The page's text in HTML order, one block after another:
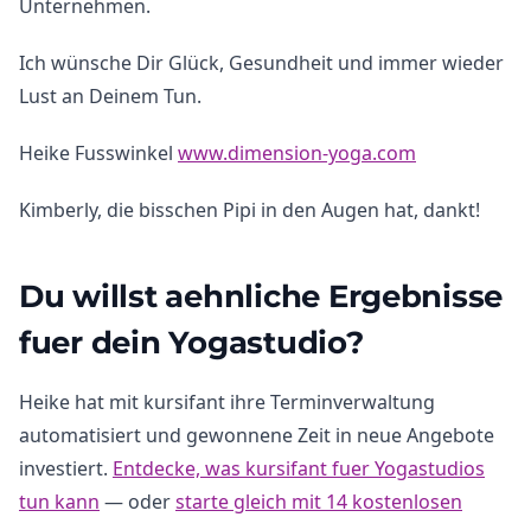
Unternehmen.
Ich wünsche Dir Glück, Gesundheit und immer wieder
Lust an Deinem Tun.
Heike Fusswinkel www.dimension-yoga.com
Kimberly, die bisschen Pipi in den Augen hat, dankt!
Du willst aehnliche Ergebnisse
fuer dein Yogastudio?
Heike hat mit kursifant ihre Terminverwaltung
automatisiert und gewonnene Zeit in neue Angebote
investiert. Entdecke, was kursifant fuer Yogastudios
tun kann — oderstarte gleich mit 14 kostenlosen